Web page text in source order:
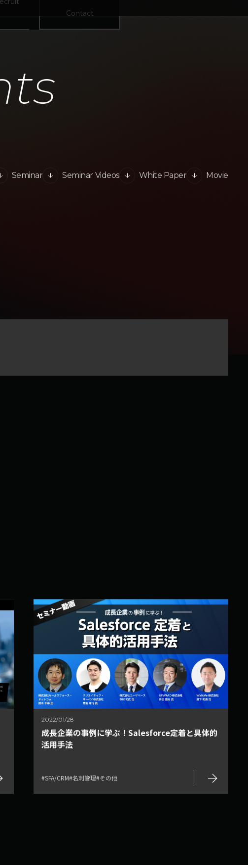
Contact
Seminar arrow_forward Seminar Videos arrow_forward White Paper arrow_forward Movie
2022/01/28
成長企業の事例に学ぶ！Salesforce定着と具体的
活用手法
#SFA/CRM#名刺管理#その他 arrow_forward